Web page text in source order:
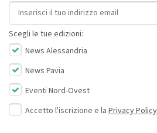
Indirizzo email
Scegli le tue edizioni:
News Alessandria
News Pavia
Eventi Nord-Ovest
Accetto l'iscrizione e la Privacy Policy